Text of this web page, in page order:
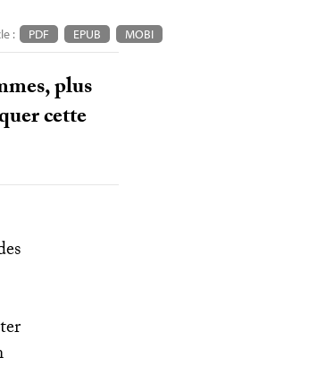
: PDF EPUB MOBI
plus
cette